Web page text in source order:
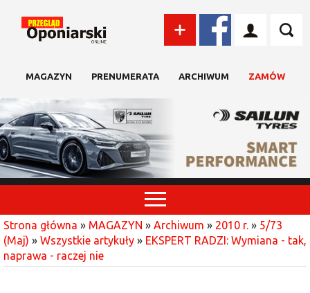
MAGAZYN PRENUMERATA ARCHIWUM ZAMÓW
Strona główna » MAGAZYN » Archiwum » 2010 r. » 5/73
(Maj) » Wszystkie artykuły » EKSPERT RADZI: Wymiana - tak,
naprawa - raczej nie